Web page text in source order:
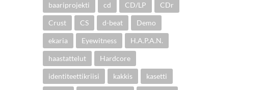
baariprojekti cd CD/LP CDr
Crust CS d-beat Demo
ekaria Eyewitness H.A.P.A.N.
haastattelut Hardcore
identiteettikriisi kakkis kasetti